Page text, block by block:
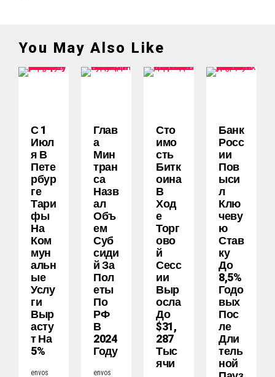
You May Also Like
С 1
Июл
Я В
Пете
Рбур
Ге
Тари
Фы
На
Ком
Мун
Альн
Ые
Услу
Ги
Выр
Асту
Т На
5%
envos
Глав
А
Мин
Тран
Са
Назв
Ал
Объ
Ем
Суб
Сиди
Й За
Пол
Еты
По
РФ
В
2024
Году
envos
Сто
Имо
Сть
Битк
Оина
В
Ход
Е
Торг
Ово
Й
Сесс
Ии
Выр
Осла
До
$31,
287
Тыс
Ячи
Банк
Росс
Ии
Пов
Ыси
Л
Клю
Чеву
Ю
Став
Ку
До
8,5%
Годо
Вых
Пос
Ле
Дли
Тель
Ной